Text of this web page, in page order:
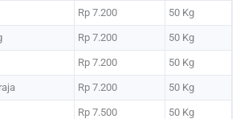
Rp 7.200 50 Kg
Rp 7.200 50 Kg
Rp 7.200 50 Kg
Rp 7.200 50 Kg
Rp 7.500 50 Kg